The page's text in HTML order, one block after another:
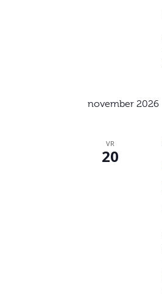
november 2026
VR
20